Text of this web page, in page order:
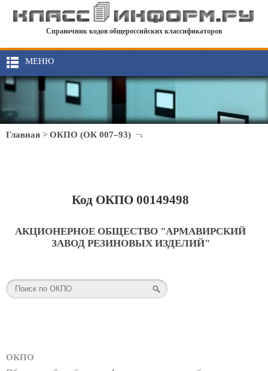
Справочник кодов общероссийских классификаторов
МЕНЮ
Главная > ОКПО (ОК 007–93)
Код ОКПО 00149498
АКЦИОНЕРНОЕ ОБЩЕСТВО "АРМАВИРСКИЙ
ЗАВОД РЕЗИНОВЫХ ИЗДЕЛИЙ"
ОКПО